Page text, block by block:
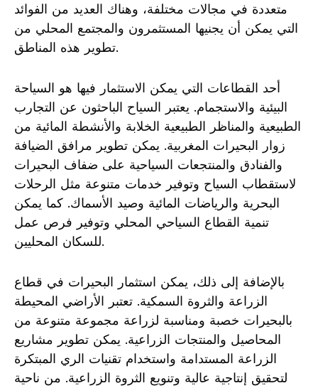
متعددة في مجالات مختلفة، وهناك العديد من الفوائد
التي يمكن أن يجنيها المستثمرون والمجتمع المحلي من
تطوير هذه المناطق.
أحد القطاعات التي يمكن الاستثمار فيها هو السياحة
البيئية والاستجمام. يعتبر السياح الباحثون عن التجارب
الطبيعية والمناظر الطبيعية الخلابة والأنشطة المائية من
زوار البحيرات المغربية. يمكن تطوير مرافق الضيافة
والفنادق والمنتجعات السياحية على ضفاف البحيرات
لاستقطاب السياح وتوفير خدمات متنوعة مثل الرحلات
البحرية والرياضات المائية وصيد الأسماك. كما يمكن
تنمية القطاع السياحي المحلي وتوفير فرص عمل
للسكان المحليين.
بالإضافة إلى ذلك، يمكن استثمار البحيرات في قطاع
الزراعة والثروة السمكية. تعتبر الأراضي المحيطة
بالبحيرات خصبة ومناسبة لزراعة مجموعة متنوعة من
المحاصيل والمنتجات الزراعية. يمكن تطوير مشاريع
الزراعة المستدامة واستخدام تقنيات الري المبتكرة
لتحقيق إنتاجية عالية وتنويع الثروة الزراعية. من ناحية